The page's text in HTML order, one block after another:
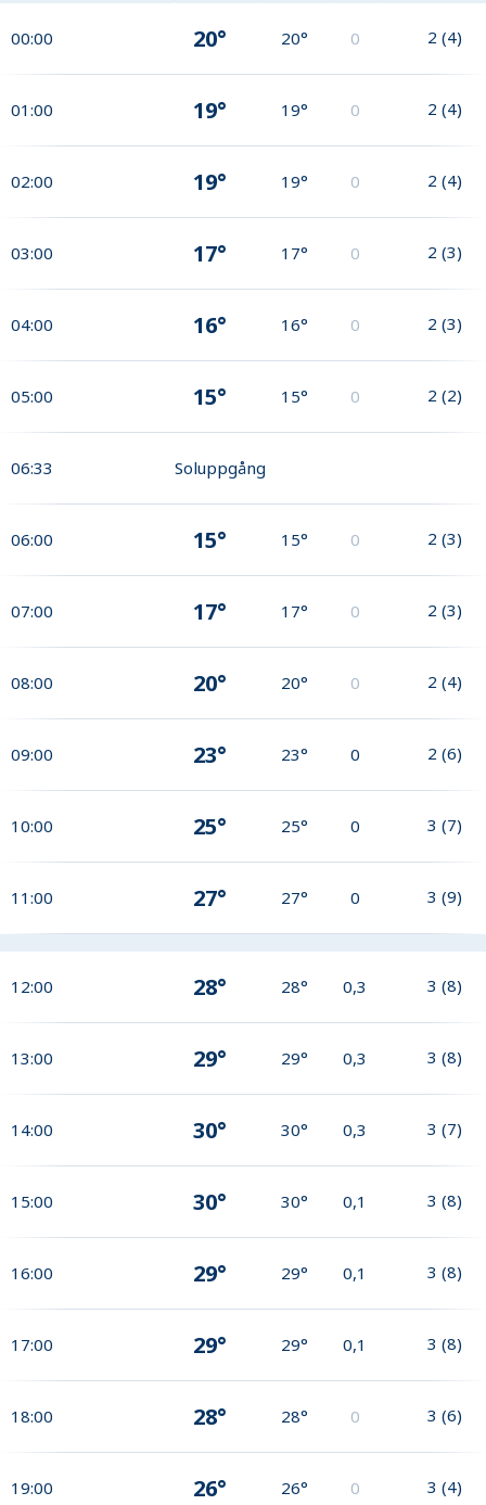
00:00 20° 20° 0 2 (4)
01:00 19° 19° 0 2 (4)
02:00 19° 19° 0 2 (4)
03:00 17° 17° 0 2 (3)
04:00 16° 16° 0 2 (3)
05:00 15° 15° 0 2 (2)
06:33 Soluppgång
06:00 15° 15° 0 2 (3)
07:00 17° 17° 0 2 (3)
08:00 20° 20° 0 2 (4)
09:00 23° 23° 0 2 (6)
10:00 25° 25° 0 3 (7)
11:00 27° 27° 0 3 (9)
12:00 28° 28° 0,3 3 (8)
13:00 29° 29° 0,3 3 (8)
14:00 30° 30° 0,3 3 (7)
15:00 30° 30° 0,1 3 (8)
16:00 29° 29° 0,1 3 (8)
17:00 29° 29° 0,1 3 (8)
18:00 28° 28° 0 3 (6)
19:00 26° 26° 0 3 (4)